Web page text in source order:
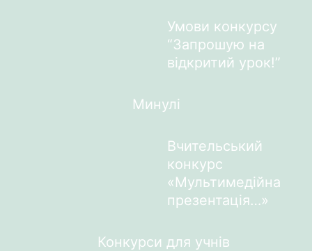
Умови конкурсу
“Запрошую на
відкритий урок!”
Минулі
Вчительський
конкурс
«Мультимедійна
презентація…»
Конкурси для учнів